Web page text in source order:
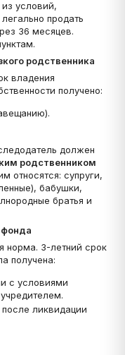
условий,
продать
36 месяцев.
родственника
владения
получено:
должен
родственником
относятся: супруги,
бабушки,
братья и
фонда
норма. 3-летний срок
получена:
с условиями
после ликвидации